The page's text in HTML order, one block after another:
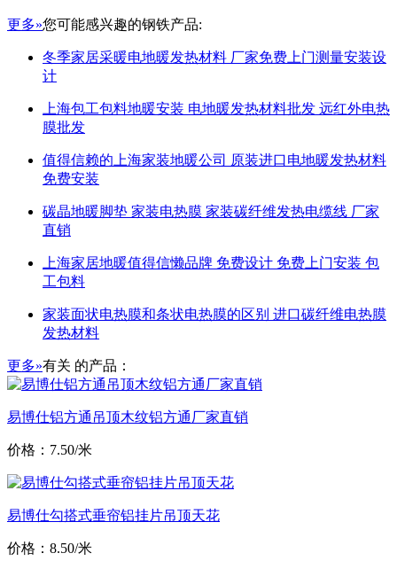
更多»您可能感兴趣的钢铁产品:
冬季家居采暖电地暖发热材料 厂家免费上门测量安装设
计
上海包工包料地暖安装 电地暖发热材料批发 远红外电热
膜批发
值得信赖的上海家装地暖公司 原装进口电地暖发热材料
免费安装
碳晶地暖脚垫 家装电热膜 家装碳纤维发热电缆线 厂家
直销
上海家居地暖值得信懒品牌 免费设计 免费上门安装 包
工包料
家装面状电热膜和条状电热膜的区别 进口碳纤维电热膜
发热材料
更多»有关 的产品：
易博仕铝方通吊顶木纹铝方通厂家直销
价格：7.50/米
易博仕勾搭式垂帘铝挂片吊顶天花
价格：8.50/米